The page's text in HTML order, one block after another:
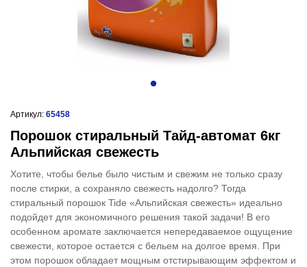
Артикул: 65458
Порошок стиральный Тайд-автомат 6кг
Альпийская свежесть
Хотите, чтобы белье было чистым и свежим не только сразу
после стирки, а сохраняло свежесть надолго? Тогда
стиральный порошок Tide «Альпийская свежесть» идеально
подойдет для экономичного решения такой задачи! В его
особенном аромате заключается непередаваемое ощущение
свежести, которое остается с бельем на долгое время. При
этом порошок обладает мощным отстирывающим эффектом и